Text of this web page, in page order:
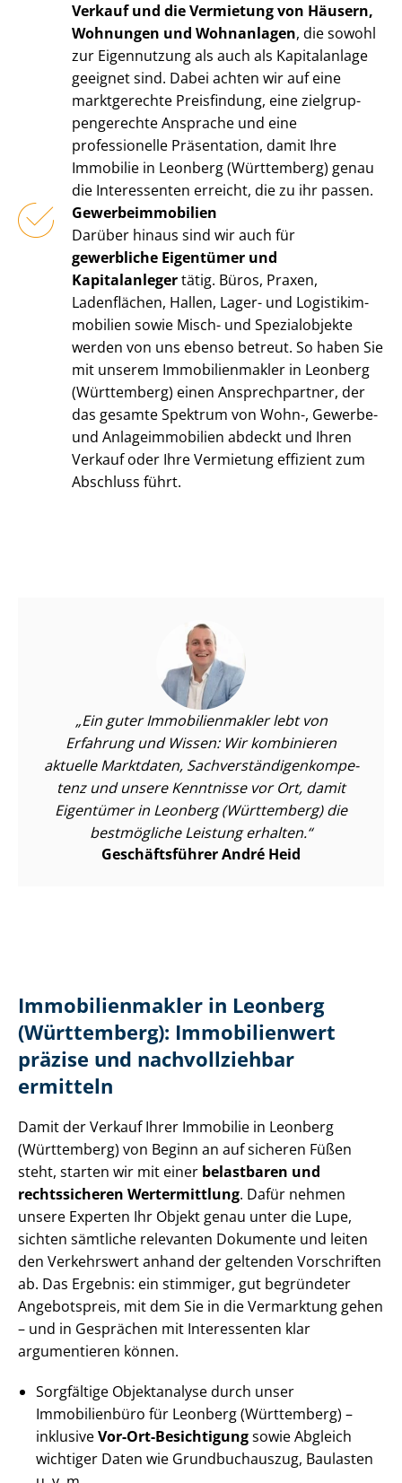
Verkauf und die Vermietung von Häusern,
Wohnungen und Wohnanlagen, die sowohl
zur Eigennutzung als auch als Kapitalanlage
geeignet sind. Dabei achten wir auf eine
marktgerechte Preisfindung, eine ziel­grup­
pen­ge­rech­te Ansprache und eine
professionelle Präsentation, damit Ihre
Immobilie in Leonberg (Württemberg) genau
die Interessenten erreicht, die zu ihr passen.
Ge­wer­be­im­mo­bi­li­en
Darüber hinaus sind wir auch für
gewerbliche Eigentümer und
Kapitalanlegertätig. Büros, Praxen,
Ladenflächen, Hallen, Lager- und Lo­gis­tik­im­
mo­bi­li­en sowie Misch- und Spezialobjekte
werden von uns ebenso betreut. So haben Sie
mit unserem Im­mo­bi­li­en­mak­ler in Leonberg
(Württemberg) einen Ansprechpartner, der
das gesamte Spektrum von Wohn-, Gewerbe-
und An­la­ge­im­mo­bi­li­en abdeckt und Ihren
Verkauf oder Ihre Vermietung effizient zum
Abschluss führt.
Ein guter Im­mo­bi­li­en­mak­ler lebt von
Erfahrung und Wissen: Wir kombinieren
aktuelle Marktdaten, Sach­ver­stän­di­gen­kom­pe­
tenz und unsere Kenntnisse vor Ort, damit
Eigentümer in Leonberg (Württemberg) die
bestmögliche Leistung erhalten.
Geschäftsführer André Heid
Im­mo­bi­li­en­mak­ler in Leonberg
(Württemberg): Immobilienwert
präzise und nachvollziehbar
ermitteln
Damit der Verkauf Ihrer Immobilie in Leonberg
(Württemberg) von Beginn an auf sicheren Füßen
steht, starten wir mit einer belastbaren und
rechtssicheren Wertermittlung. Dafür nehmen
unsere Experten Ihr Objekt genau unter die Lupe,
sichten sämtliche relevanten Dokumente und leiten
den Verkehrswert anhand der geltenden Vorschriften
ab. Das Ergebnis: ein stimmiger, gut begründeter
Angebotspreis, mit dem Sie in die Vermarktung gehen
– und in Gesprächen mit Interessenten klar
argumentieren können.
Sorgfältige Objektanalyse durch unser
Immobilienbüro für Leonberg (Württemberg) –
inklusiveVor-Ort-Besichtigungsowie Abgleich
wichtiger Daten wie Grundbuchauszug, Baulasten